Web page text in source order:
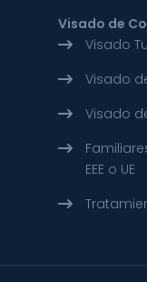
Visado de
Visado
Visado
Visado
EEE o UE